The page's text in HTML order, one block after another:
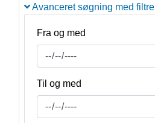
Avanceret søgning med filtre
Fra og med
Til og med